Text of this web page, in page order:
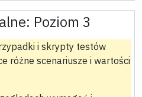
Poziom 3
i skrypty testów
różne scenariusze i wartości